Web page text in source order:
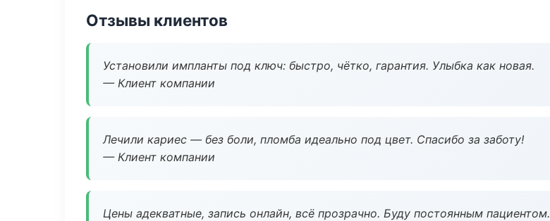
Отзывы клиентов
Установили импланты под ключ: быстро, чётко, гарантия. Улыбка как новая.
— Клиент компании
Лечили кариес — без боли, пломба идеально под цвет. Спасибо за заботу!
— Клиент компании
Цены адекватные, запись онлайн, всё прозрачно. Буду постоянным пациентом.